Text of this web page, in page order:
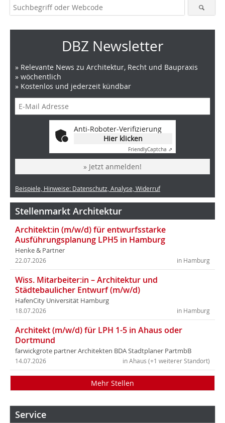
DBZ Newsletter
» Relevante News zu Architektur, Recht und Baupraxis
» wöchentlich
» Kostenlos und jederzeit kündbar
Anti-Roboter-Verifizierung
Hier klicken
FriendlyCaptcha ⇗
» Jetzt anmelden!
Beispiele, Hinweise: Datenschutz, Analyse, Widerruf
Stellenmarkt Architektur
Architekt:in (m/w/d) für entwurfsstarke
Ausführungsplanung LPH5 in Hamburg
Henke & Partner
in Hamburg
22.07.2026
Wiss. Mitarbeiter:in – Architektur und
Städtebaulicher Entwurf (m/w/d)
HafenCity Universität Hamburg
in Hamburg
18.07.2026
Architekt (m/w/d) für LPH 1-5 in Ahaus oder
Dortmund
farwickgrote partner Architekten BDA Stadtplaner PartmbB
in Ahaus (+1 weiterer Standort)
14.07.2026
Mehr Stellen
Service